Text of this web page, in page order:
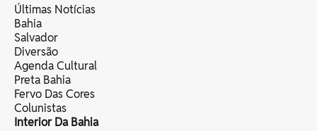
Últimas Notícias
Bahia
Salvador
Diversão
Agenda Cultural
Preta Bahia
Fervo Das Cores
Colunistas
Interior Da Bahia